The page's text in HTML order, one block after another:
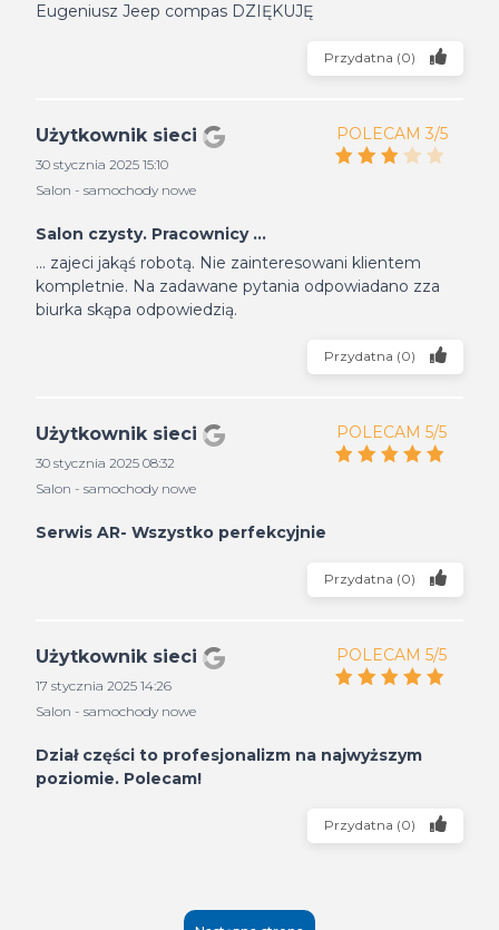
Eugeniusz Jeep compas DZIĘKUJĘ
Przydatna (0)
Użytkownik sieci
30 stycznia 2025 15:10
Salon - samochody nowe
POLECAM 3/5
Salon czysty. Pracownicy ...
... zajeci jakąś robotą. Nie zainteresowani klientem
kompletnie. Na zadawane pytania odpowiadano zza
biurka skąpa odpowiedzią.
Przydatna (0)
Użytkownik sieci
30 stycznia 2025 08:32
Salon - samochody nowe
POLECAM 5/5
Serwis AR- Wszystko perfekcyjnie
Przydatna (0)
Użytkownik sieci
17 stycznia 2025 14:26
Salon - samochody nowe
POLECAM 5/5
Dział części to profesjonalizm na najwyższym
poziomie. Polecam!
Przydatna (0)